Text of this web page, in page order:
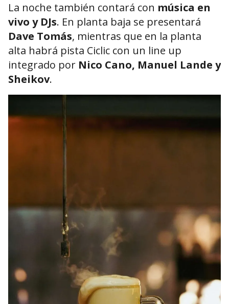
La noche también contará con música en
vivo y DJs. En planta baja se presentará
Dave Tomás, mientras que en la planta
alta habrá pista Ciclic con un line up
integrado por Nico Cano, Manuel Lande y
Sheikov.